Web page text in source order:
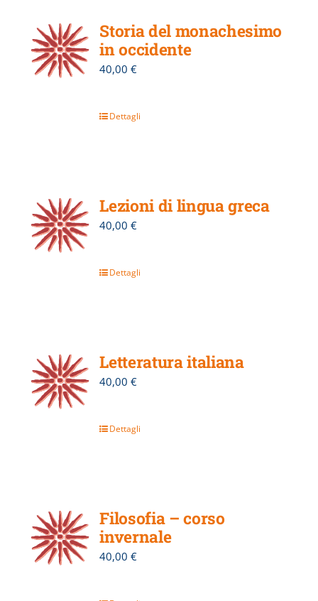
Storia del monachesimo
in occidente
40,00€
Dettagli
Lezioni di lingua greca
40,00€
Dettagli
Letteratura italiana
40,00€
Dettagli
Filosofia – corso
invernale
40,00€